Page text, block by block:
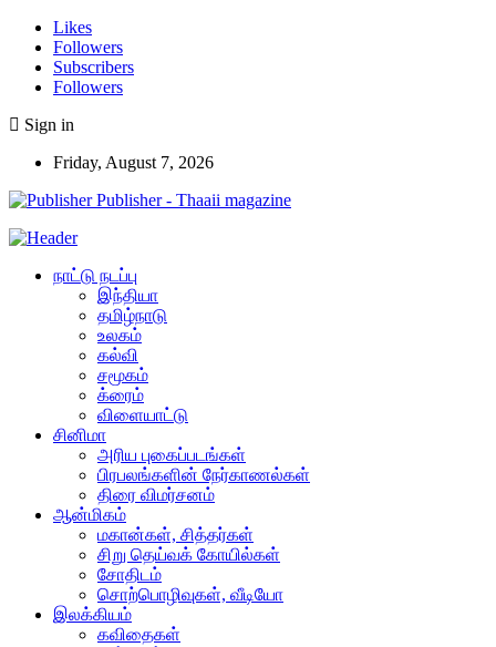
Likes
Followers
Subscribers
Followers
Sign in
Friday, August 7, 2026
Publisher - Thaaii magazine
நாட்டு நடப்பு
இந்தியா
தமிழ்நாடு
உலகம்
கல்வி
சமூகம்
க்ரைம்
விளையாட்டு
சினிமா
அரிய புகைப்படங்கள்
பிரபலங்களின் நேர்காணல்கள்
திரை விமர்சனம்
ஆன்மிகம்
மகான்கள், சித்தர்கள்
சிறு தெய்வக் கோயில்கள்
சோதிடம்
சொற்பொழிவுகள், வீடியோ
இலக்கியம்
கவிதைகள்